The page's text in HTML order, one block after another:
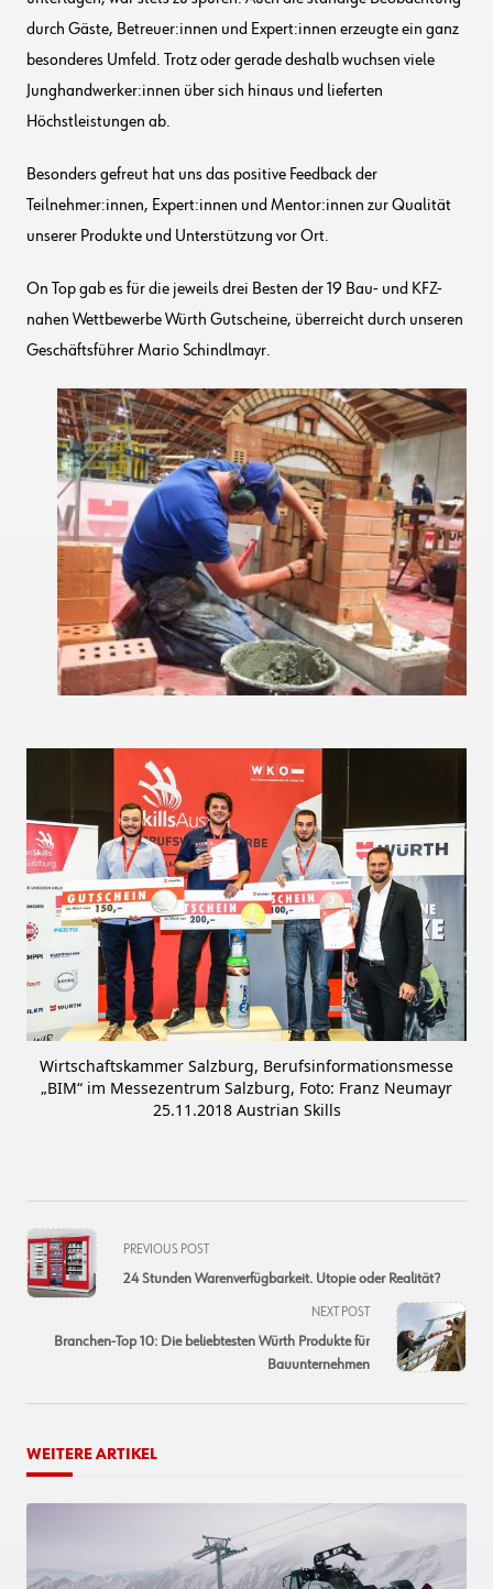
durch Gäste, Betreuer:innen und Expert:innen erzeugte ein ganz
besonderes Umfeld. Trotz oder gerade deshalb wuchsen viele
Junghandwerker:innen über sich hinaus und lieferten
Höchstleistungen ab.
Besonders gefreut hat uns das positive Feedback der
Teilnehmer:innen, Expert:innen und Mentor:innen zur Qualität
unserer Produkte und Unterstützung vor Ort.
On Top gab es für die jeweils drei Besten der 19 Bau- und KFZ-
nahen Wettbewerbe Würth Gutscheine, überreicht durch unseren
Geschäftsführer Mario Schindlmayr.
Wirtschaftskammer Salzburg, Berufsinformationsmesse
„BIM“ im Messezentrum Salzburg, Foto: Franz Neumayr
25.11.2018 Austrian Skills
<span
class="nav-
subtitle
reader-
PREVIOUS POST
24 Stunden Warenverfügbarkeit. Utopie oder Realität?
NEXT POST
Branchen-Top 10: Die beliebtesten Würth Produkte für
Bauunternehmen
WEITERE ARTIKEL